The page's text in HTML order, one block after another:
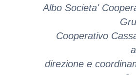
Albo Societa'
Cooperativo
direzione e